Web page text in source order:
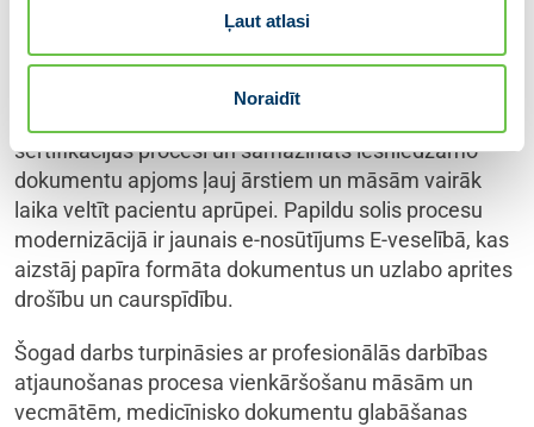
Ļaut atlasi
Noraidīt
nereģistrēto zāļu izplatīšanas atļauju procedūru
Svarīgi atvieglojumi ieviesti cilvēkresursu pārvaldībā:
sertifikācijas procesi un samazināts iesniedzamo
dokumentu apjoms ļauj ārstiem un māsām vairāk
laika veltīt pacientu aprūpei. Papildu solis procesu
modernizācijā ir jaunais e‑nosūtījums E‑veselībā, kas
aizstāj papīra formāta dokumentus un uzlabo aprites
drošību un caurspīdību.
Šogad darbs turpināsies ar profesionālās darbības
atjaunošanas procesa vienkāršošanu māsām un
vecmātēm, medicīnisko dokumentu glabāšanas